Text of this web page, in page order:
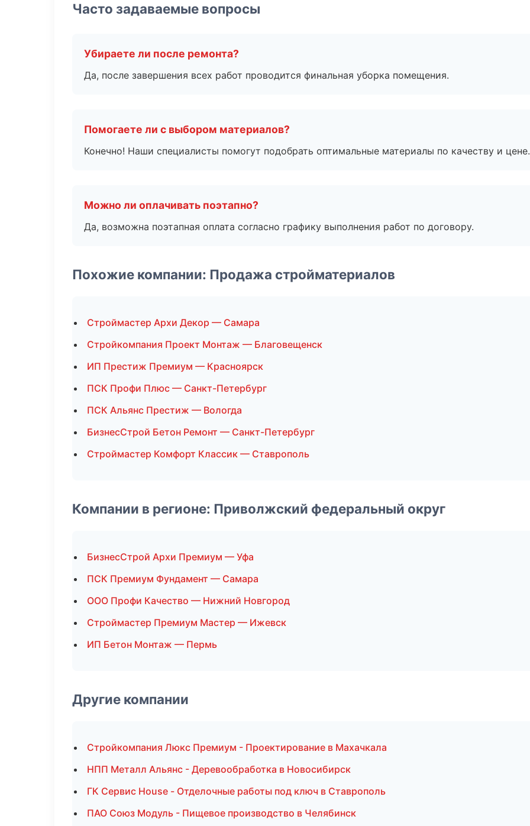
Часто задаваемые вопросы
Убираете ли после ремонта?
Да, после завершения всех работ проводится финальная уборка помещения.
Помогаете ли с выбором материалов?
Конечно! Наши специалисты помогут подобрать оптимальные материалы по качеству и цене.
Можно ли оплачивать поэтапно?
Да, возможна поэтапная оплата согласно графику выполнения работ по договору.
Похожие компании: Продажа стройматериалов
Строймастер Архи Декор — Самара
Стройкомпания Проект Монтаж — Благовещенск
ИП Престиж Премиум — Красноярск
ПСК Профи Плюс — Санкт-Петербург
ПСК Альянс Престиж — Вологда
БизнесСтрой Бетон Ремонт — Санкт-Петербург
Строймастер Комфорт Классик — Ставрополь
Компании в регионе: Приволжский федеральный округ
БизнесСтрой Архи Премиум — Уфа
ПСК Премиум Фундамент — Самара
ООО Профи Качество — Нижний Новгород
Строймастер Премиум Мастер — Ижевск
ИП Бетон Монтаж — Пермь
Другие компании
Стройкомпания Люкс Премиум - Проектирование в Махачкала
НПП Металл Альянс - Деревообработка в Новосибирск
ГК Сервис House - Отделочные работы под ключ в Ставрополь
ПАО Союз Модуль - Пищевое производство в Челябинск